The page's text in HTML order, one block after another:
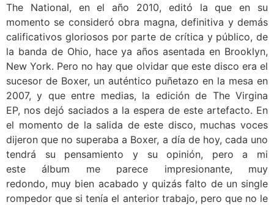
The National, en el año 2010, editó la que en su
momento se consideró obra magna, definitiva y demás
calificativos gloriosos por parte de crítica y público, de
la banda de Ohio, hace ya años asentada en Brooklyn,
New York. Pero no hay que olvidar que este disco era el
sucesor de Boxer, un auténtico puñetazo en la mesa en
2007, y que entre medias, la edición de The Virgina
EP, nos dejó saciados a la espera de este artefacto. En
el momento de la salida de este disco, muchas voces
dijeron que no superaba a Boxer, a día de hoy, cada uno
tendrá su pensamiento y su opinión, pero a mi
este álbum me parece impresionante, muy
redondo, muy bien acabado y quizás falto de un single
rompedor que si tenía el anterior trabajo, pero que no le